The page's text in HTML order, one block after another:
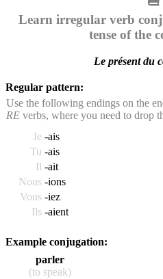
Learn irregular verb
tense of the
Le présent du
Regular pattern:
Use the following endings on the
RE verbs, where you need to drop
Je -ais
Tu -ais
Il -ait
Nous -ions
Vous -iez
Ils -aient
Example conjugation:
parler
(to speak)